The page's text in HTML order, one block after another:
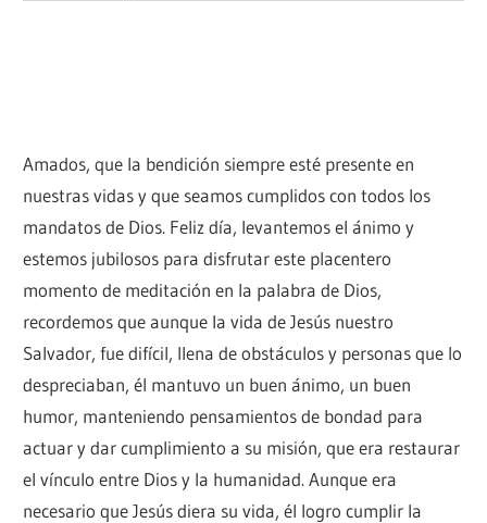
Amados, que la bendición siempre esté presente en
nuestras vidas y que seamos cumplidos con todos los
mandatos de Dios. Feliz día, levantemos el ánimo y
estemos jubilosos para disfrutar este placentero
momento de meditación en la palabra de Dios,
recordemos que aunque la vida de Jesús nuestro
Salvador, fue difícil, llena de obstáculos y personas que lo
despreciaban, él mantuvo un buen ánimo, un buen
humor, manteniendo pensamientos de bondad para
actuar y dar cumplimiento a su misión, que era restaurar
el vínculo entre Dios y la humanidad. Aunque era
necesario que Jesús diera su vida, él logro cumplir la